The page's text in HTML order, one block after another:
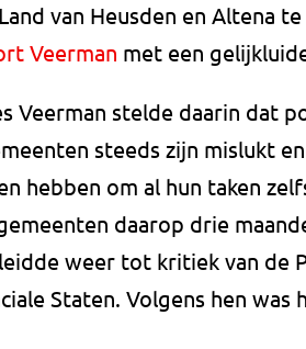
van Heusden en Altena
Veerman met een
Veerman stelde daarin dat
steeds zijn mislukt
hebben om al hun taken
daarop drie
weer tot kritiek van de
Staten. Volgens hen was